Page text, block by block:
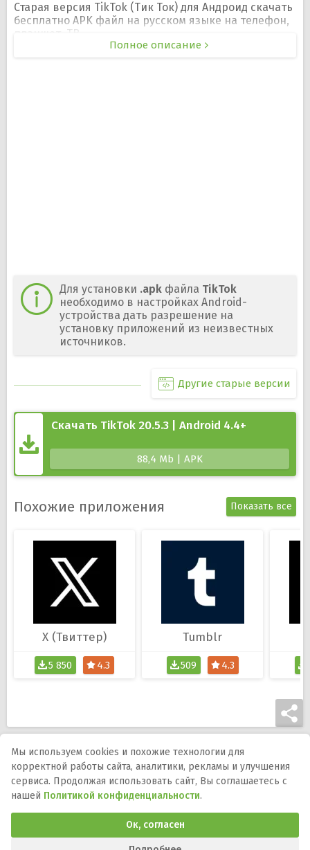
Старая версия TikTok (Тик Ток) для Андроид скачать
бесплатно APK файл на русском языке на телефон,
планшет, ТВ.
Полное описание
Для установки .apk файла TikTok
необходимо в настройках Android-
устройства дать разрешение на
установку приложений из неизвестных
источников.
Другие старые версии
Скачать TikTok 20.5.3 | Android 4.4+
88,4 Mb | APK
Похожие приложения Показать все
X (Твиттер)
5 850 4.3
Tumblr
509 4.3
Мы в соцсетях:
DMCA Правообладателям
Политика
конфиденциальности
Обратная связь
Программы и игры для телефона, планшета и ТВ на Андроид.
APK-файлы, описания, версии, обновления и загрузка.
Мы используем cookies и похожие технологии для
корректной работы сайта, аналитики, рекламы и улучшения
сервиса. Продолжая использовать сайт, Вы соглашаетесь с
нашей Политикой конфиденциальности.
Ок, согласен